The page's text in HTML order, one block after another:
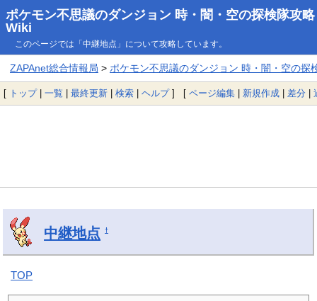
ポケモン不思議のダンジョン 時・闇・空の探検隊攻略
Wiki
このページでは「中継地点」について攻略しています。
ZAPAnet総合情報局 > ポケモン不思議のダンジョン 時・闇・空の探
[ トップ| 一覧 | 最終更新 | 検索 | ヘルプ] [ ページ編集 | 新規作成 | 差分 |
中継地点 †
TOP